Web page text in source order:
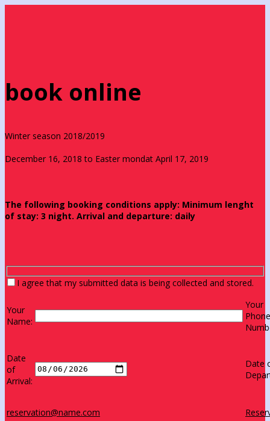
book online
Winter season 2018/2019
December 16, 2018 to Easter mondat April 17, 2019
The following booking conditions apply: Minimum lenght
of stay: 3 night. Arrival and departure: daily
I agree that my submitted data is being collected and stored.
Your
Name:
Your
Phone
Date
of
Arrival:
Date
reservation@name.com